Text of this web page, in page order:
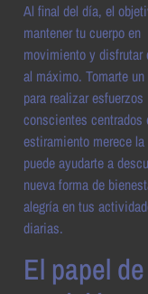
Al final del día, el
mantener tu cuerpo en
movimiento y disfrutar
al máximo. Tomarte
para realizar esfuerzos
conscientes centrados
estiramiento merece la
puede ayudarte a
nueva forma de
alegría en tus
diarias.
El papel